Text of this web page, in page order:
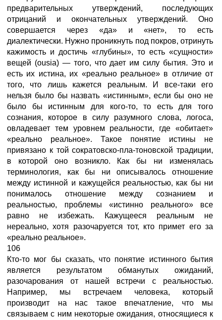
предварительных утверждений, последующих
отрицаний и окончательных утверждений. Оно
совершается через «да» и «нет», то есть
диалектически. Нужно проникнуть под покров, отринуть
кажимость и достичь «глубины», то есть «сущности»
вещей (ousia) — того, что дает им силу бытия. Это и
есть их истина, их «реально реальное» в отличие от
того, что лишь кажется реальным. И все-таки его
нельзя было бы назвать «истинным», если бы оно не
было бы истинным для кого-то, то есть для того
сознания, которое в силу разумного слова, логоса,
овладевает тем уровнем реальности, где «обитает»
«реально реальное». Такое понятие истины не
привязано к той сократовско-пла-тоновской традиции,
в которой оно возникло. Как бы ни изменялась
терминология, как бы ни описывалось отношение
между истинной и кажущейся реальностью, как бы ни
понималось отношение между сознанием и
реальностью, проблемы «истинно реального» все
равно не избежать. Кажущееся реальным не
нереально, хотя разочаруется тот, кто примет его за
«реально реальное».
106
Кто-то мог бы сказать, что понятие истинного бытия
является результатом обманутых ожиданий,
разочарования от нашей встречи с реальностью.
Например, мы встречаем человека, который
производит на нас такое впечатление, что мы
связываем с ним некоторые ожидания, относящиеся к